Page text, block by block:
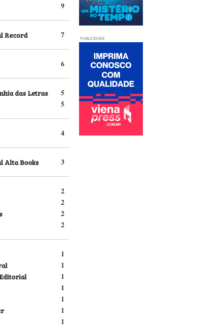
9
7
Record
6
5
das Letras
5
4
3
Alta Books
2
2
2
2
1
1
1
1
1
1
1
PUBLICIDADE